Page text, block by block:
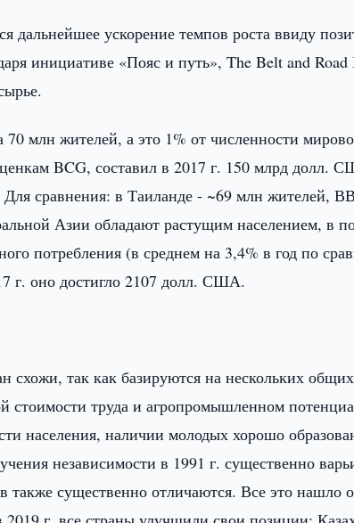
дальнейшее ускорение темпов роста ввиду
инициативе «Пояс и путь», The Belt and
млн жителей, а это 1% от численности
BCG, составил в 2017 г. 150 млрд долл.
сравнения: в Таиланде - ~69 млн жителей,
Азии обладают растущим населением, в
потребления (в среднем на 3,4% в год по
г. оно достигло 2107 долл. США.
схожи, так как базируются на нескольких
стоимости труда и агропромышленном
населения, наличии молодых хорошо
независимости в 1991 г. существенно
также существенно отличаются. Все это нашло